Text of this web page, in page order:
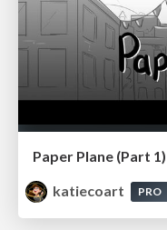
Paper Plane (Part 1)
katiecoart
PRO